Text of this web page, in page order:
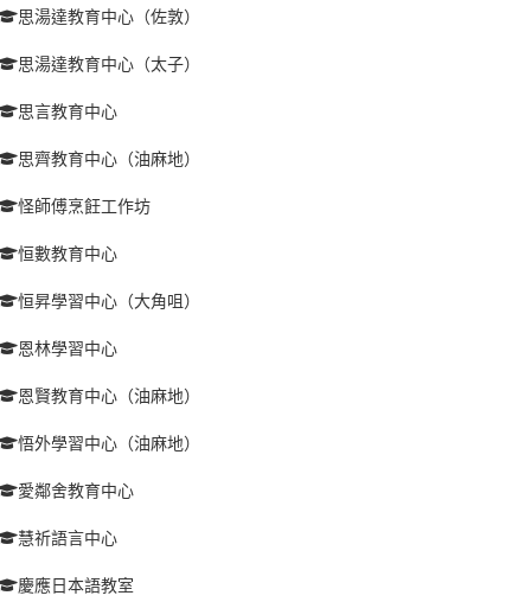
思湯達教育中心（佐敦）
思湯達教育中心（太子）
思言教育中心
思齊教育中心（油麻地）
怪師傅烹飪工作坊
恒數教育中心
恒昇學習中心（大角咀）
恩林學習中心
恩賢教育中心（油麻地）
悟外學習中心（油麻地）
愛鄰舍教育中心
慧祈語言中心
慶應日本語教室